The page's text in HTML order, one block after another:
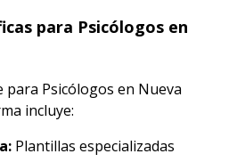
para Psicólogos en
para Psicólogos en Nueva
incluye:
Plantillas especializadas